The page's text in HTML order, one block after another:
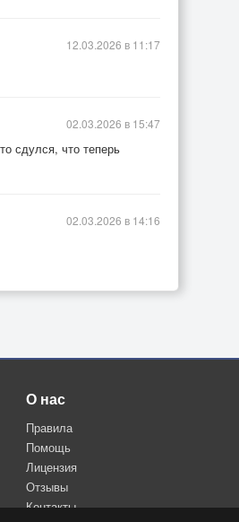
12.03.2026 в 11:17
сдулся, что теперь
02.03.2026 в 15:47
02.03.2026 в 14:16
О нас
Правила
Помощь
Лицензия
Отзывы
Контакты